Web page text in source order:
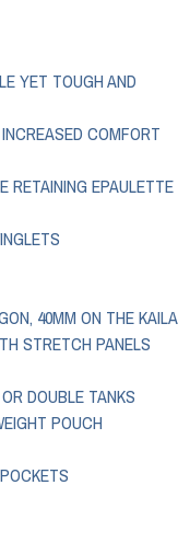
YET TOUGH AND
COMFORT
RETAINING EPAULETTE
40MM ON THE KAILA
STRETCH PANELS
DOUBLE TANKS
POUCH